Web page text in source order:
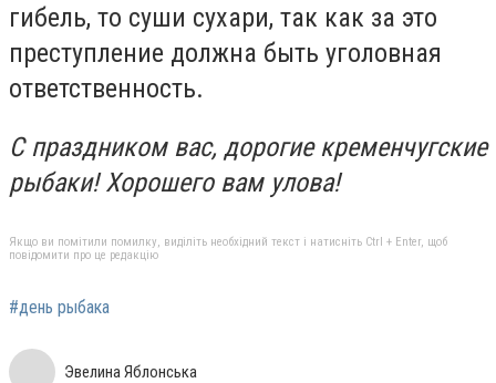
гибель, то суши сухари, так как за это
преступление должна быть уголовная
ответственность.
С праздником вас, дорогие кременчугские
рыбаки! Хорошего вам улова!
Якщо ви помітили помилку, виділіть необхідний текст і натисніть Ctrl + Enter, щоб
повідомити про це редакцію
#день рыбака
Эвелина Яблонська